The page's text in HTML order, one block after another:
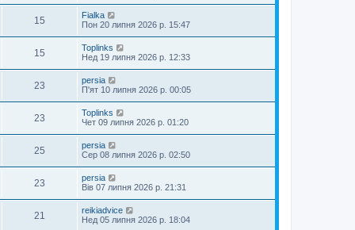
15
Fialka
Пон 20 липня 2026 р. 15:47
15
Toplinks
Нед 19 липня 2026 р. 12:33
23
persia
П'ят 10 липня 2026 р. 00:05
23
Toplinks
Чет 09 липня 2026 р. 01:20
25
persia
Сер 08 липня 2026 р. 02:50
23
persia
Вів 07 липня 2026 р. 21:31
21
reikiadvice
Нед 05 липня 2026 р. 18:04